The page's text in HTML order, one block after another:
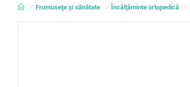
Frumuseţe şi sănătate Încălţăminte ortopedică